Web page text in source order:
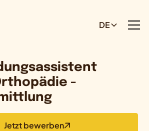
DE
-
Jetzt bewerben